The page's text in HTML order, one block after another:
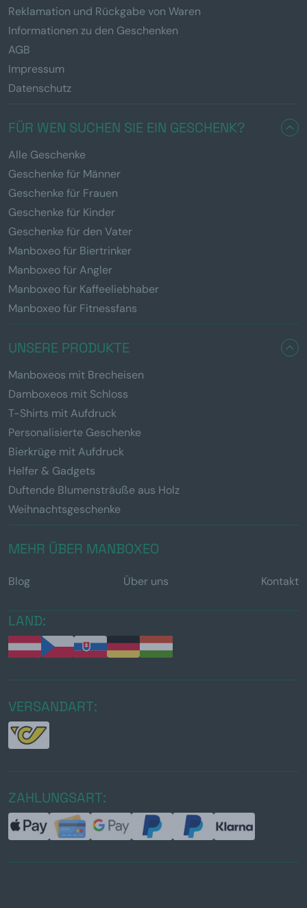
Reklamation und Rückgabe von Waren
Informationen zu den Geschenken
AGB
Impressum
Datenschutz
FÜR WEN SUCHEN SIE EIN GESCHENK?
Alle Geschenke
Geschenke für Männer
Geschenke für Frauen
Geschenke für Kinder
Geschenke für den Vater
Manboxeo für Biertrinker
Manboxeo für Angler
Manboxeo für Kaffeeliebhaber
Manboxeo für Fitnessfans
UNSERE PRODUKTE
Manboxeos mit Brecheisen
Damboxeos mit Schloss
T-Shirts mit Aufdruck
Personalisierte Geschenke
Bierkrüge mit Aufdruck
Helfer & Gadgets
Duftende Blumensträuße aus Holz
Weihnachtsgeschenke
MEHR ÜBER MANBOXEO
Blog Über uns Kontakt
LAND:
VERSANDART:
ZAHLUNGSART: